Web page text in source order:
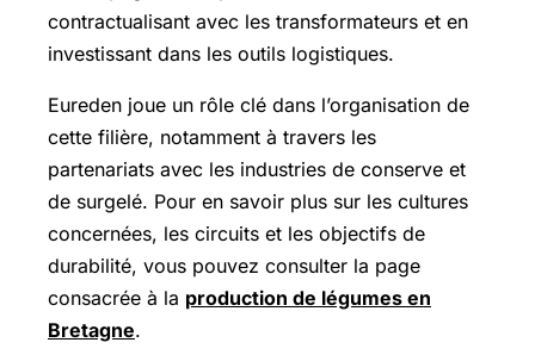
contractualisant avec les transformateurs et en
investissant dans les outils logistiques.
Eureden joue un rôle clé dans l’organisation de
cette filière, notamment à travers les
partenariats avec les industries de conserve et
de surgelé. Pour en savoir plus sur les cultures
concernées, les circuits et les objectifs de
durabilité, vous pouvez consulter la page
consacrée à la production de légumes en
Bretagne.